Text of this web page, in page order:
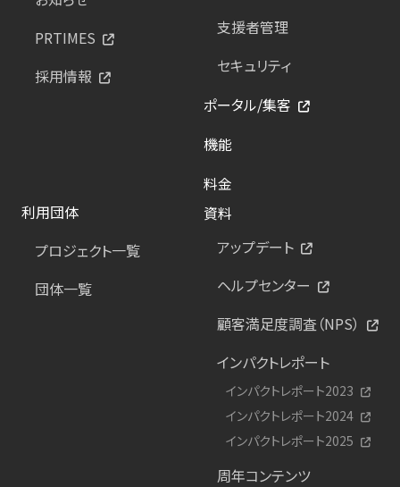
PRTIMES
採用情報
支援者管理
セキュリティ
ポータル/集客
機能
料金
利用団体
プロジェクト一覧
団体一覧
資料
アップデート
ヘルプセンター
顧客満足度調査（NPS）
インパクトレポート
インパクトレポート2023
インパクトレポート2024
インパクトレポート2025
周年コンテンツ